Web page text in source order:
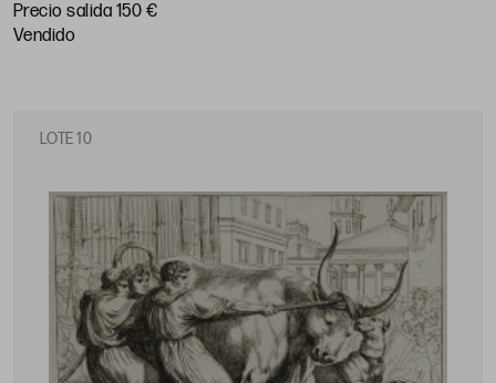
Precio salida 150 €
vendido
LOTE 10